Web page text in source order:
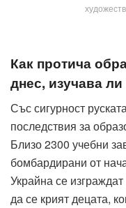
Как протича
днес, изучава
Със сигурност
последствия за
Близо 2300 учебни
бомбардирани от
Украйна се
да се крият децата,